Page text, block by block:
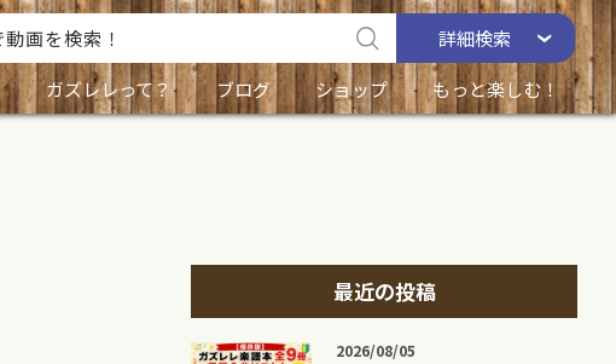
詳細検索
ガズレレって？ ブログ ショップ もっと楽しむ！
最近の投稿
2026/08/05